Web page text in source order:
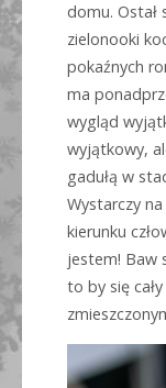
domu. Ostał
zielonooki
pokaźnych
ma
wygląd
wyjątkowy,
gadułą w
Wystarczy
kierunku
jestem! Baw
to by się